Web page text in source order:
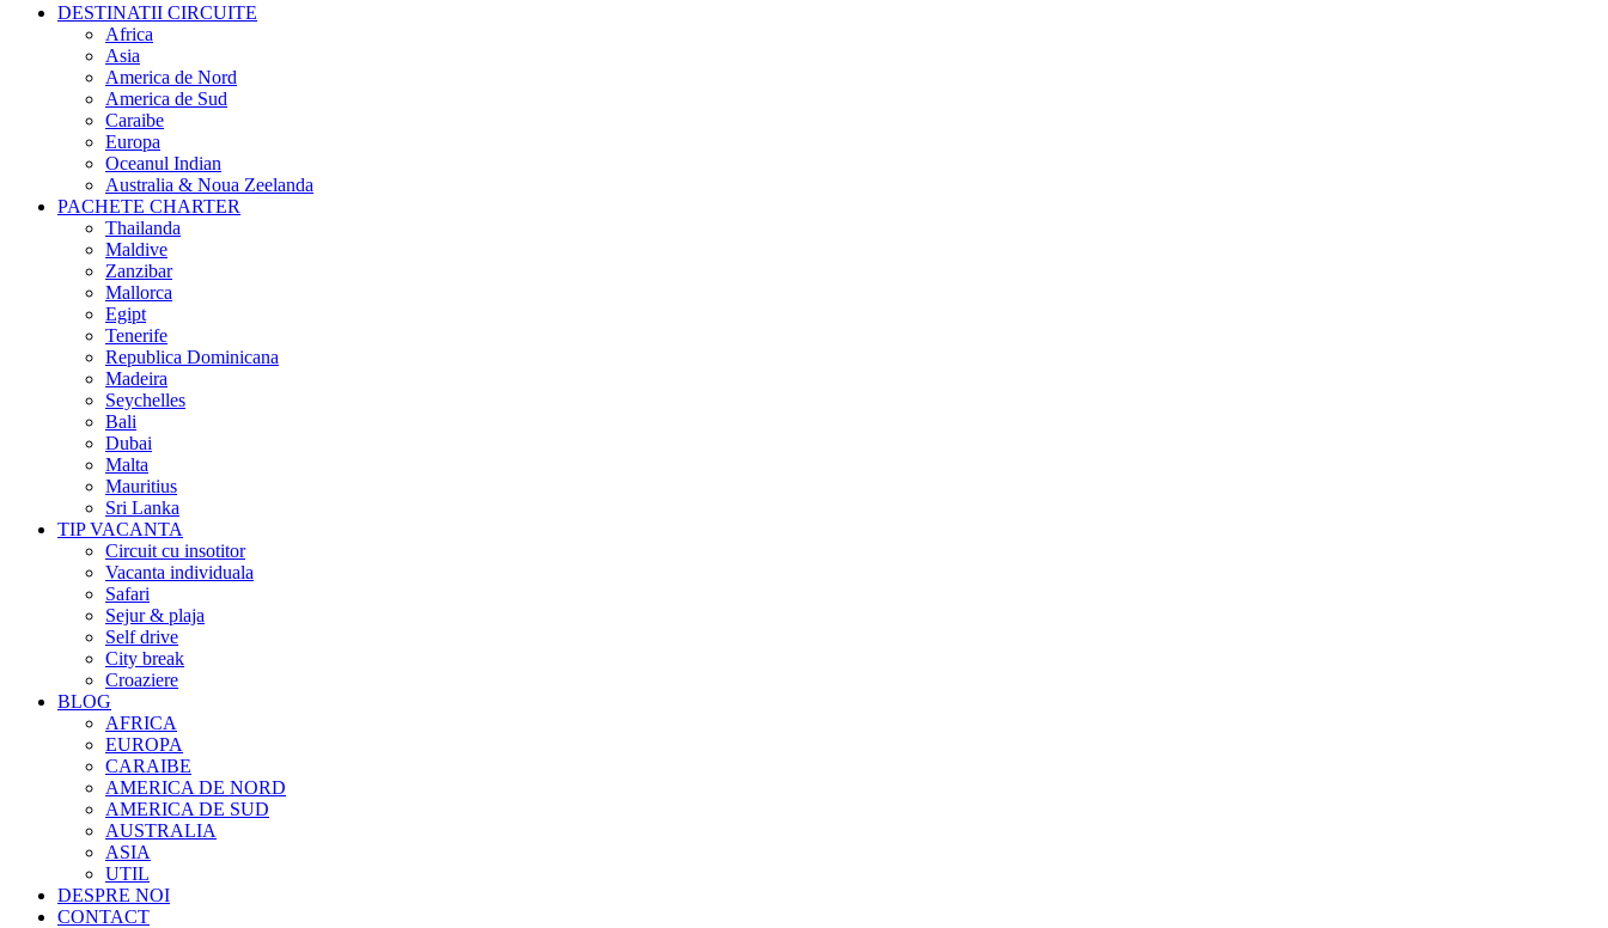
DESTINATII CIRCUITE
Africa
Asia
America de Nord
America de Sud
Caraibe
Europa
Oceanul Indian
Australia & Noua Zeelanda
PACHETE CHARTER
Thailanda
Maldive
Zanzibar
Mallorca
Egipt
Tenerife
Republica Dominicana
Madeira
Seychelles
Bali
Dubai
Malta
Mauritius
Sri Lanka
TIP VACANTA
Circuit cu insotitor
Vacanta individuala
Safari
Sejur & plaja
Self drive
City break
Croaziere
BLOG
AFRICA
EUROPA
CARAIBE
AMERICA DE NORD
AMERICA DE SUD
AUSTRALIA
ASIA
UTIL
DESPRE NOI
CONTACT